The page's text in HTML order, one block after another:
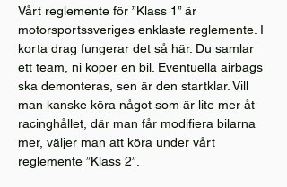
Vårt reglemente för ”Klass 1” är
motorsportssveriges enklaste reglemente. I
korta drag fungerar det så här. Du samlar
ett team, ni köper en bil. Eventuella airbags
ska demonteras, sen är den startklar. Vill
man kanske köra något som är lite mer åt
racinghållet, där man får modifiera bilarna
mer, väljer man att köra under vårt
reglemente ”Klass 2”.